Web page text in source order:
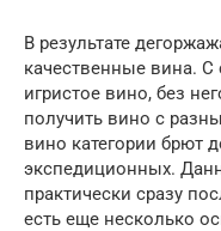
В результате
качественные вина. С
игристое вино, без
получить вино с
вино категории брют
экспедиционных.
практически сразу
есть еще несколько